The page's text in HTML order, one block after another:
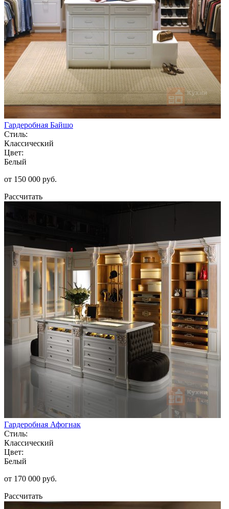
Гардеробная Байшо
Стиль:
Классический
Цвет:
Белый
от 150 000 руб.
Рассчитать
Гардеробная Афогнак
Стиль:
Классический
Цвет:
Белый
от 170 000 руб.
Рассчитать